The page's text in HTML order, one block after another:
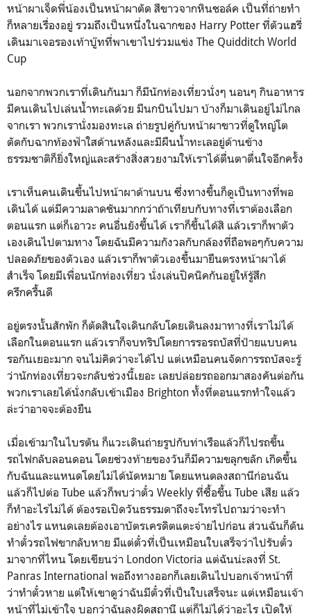
หน้าผาเจ็ดพี่น้องเป็นหน้าผาตัด สีขาวจากหินชอล์ค เป็นที่ถ่ายทำ
ก็หลายเรื่องอยู่ รวมถึงเป็นหนึ่งในฉากของ Harry Potter ที่ตัวแฮรี่
เดินมาเจอรองเท้าบู๊ทที่พาเขาไปร่วมแข่ง The Quidditch World
Cup
นอกจากพวกเราที่เดินกันมา ก็มีนักท่องเที่ยวนั่งๆ นอนๆ กินอาหาร
มีคนเดินไปเล่นน้ำทะเลด้วย มีนกบินไปมา บ้างก็มาเดินอยู่ไม่ไกล
จากเรา พวกเรานั่งมองทะเล ถ่ายรูปคู่กับหน้าผาขาวที่ดูใหญ่โต
ตัดกับฉากท้องฟ้าใสด้านหลังและมีผืนน้ำทะเลอยู่ด้านข้าง
ธรรมชาติก็ยิ่งใหญ่และสร้างสิ่งสวยงามให้เราได้ตื่นตาตื่นใจอีกครั้ง
เราเห็นคนเดินขึ้นไปหน้าผาด้านบน ซึ่งทางขึ้นก็ดูเป็นทางที่พอ
เดินได้ แต่มีความลาดชันมากกว่าถ้าเทียบกับทางที่เราต้องเลือก
ตอนแรก แต่ก็เอาวะ คนอื่นยังขึ้นได้ เราก็ขึ้นได้สิ แล้วเราก็พาตัว
เองเดินไปตามทาง โดยฉันมีความกังวลกับกล้องที่ถือพอๆกับความ
ปลอดภัยของตัวเอง แล้วเราก็พาตัวเองขึ้นมายืนตรงหน้าผาได้
สำเร็จ โดยมีเพื่อนนักท่องเที่ยว นั่งเล่นปิคนิคกันอยู่ให้รู้สึก
ครึกครื้นดี
อยู่ตรงนั้นสักพัก ก็ตัดสินใจเดินกลับโดยเดินลงมาทางที่เราไม่ได้
เลือกในตอนแรก แล้วเราก็จบทริปโดยการรอรถบัสที่ป้ายแบบคน
รอกันเยอะมาก จนไม่คิดว่าจะได้ไป แต่เหมือนคนจัดการรถบัสจะรู้
ว่านักท่องเที่ยวจะกลับช่วงนี้เยอะ เลยปล่อยรถออกมาสองคันต่อกัน
พวกเราเลยได้นั่งกลับเข้าเมือง Brighton ทั้งที่ตอนแรกทำใจแล้ว
ล่ะว่าอาจจะต้องยืน
เมื่อเข้ามาในไบรตัน ก็แวะเดินถ่ายรูปกับท่าเรือแล้วก็ไปรถขึ้น
รถไฟกลับลอนดอน โดยช่วงท้ายของวันก็มีความขลุกขลัก เกิดขึ้น
กับฉันและแหนดโดยไม่ได้นัดหมาย โดยแหนดลงสถานีก่อนฉัน
แล้วก็ไปต่อ Tube แล้วก็พบว่าตั๋ว Weekly ที่ซื้อขึ้น Tube เสีย แล้ว
ก็ทำอะไรไม่ได้ ต้องรอเปิดวันธรรมดาถึงจะโทรไปถามว่าจะทำ
อย่างไร แหนดเลยต้องเอาบัตรเครดิตแตะจ่ายไปก่อน ส่วนฉันก็ดัน
ทำตั๋วรถไฟขากลับหาย มีแต่ตั๋วที่เป็นเหมือนใบเสร็จว่าไปรับตั๋ว
มาจากที่ไหน โดยเขียนว่า London Victoria แต่ฉันน่ะลงที่ St.
Panras International พอถึงทางออกก็เลยเดินไปบอกเจ้าหน้าที่
ว่าทำตั๋วหาย แต่ให้เขาดูว่าฉันมีตั๋วที่เป็นใบเสร็จนะ แต่เหมือนเจ้า
หน้าที่ไม่เข้าใจ บอกว่าฉันลงผิดสถานี แต่ก็ไม่ได้ว่าอะไร เปิดให้